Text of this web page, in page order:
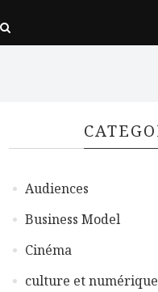
Audiences
Business Model
Cinéma
culture et numérique